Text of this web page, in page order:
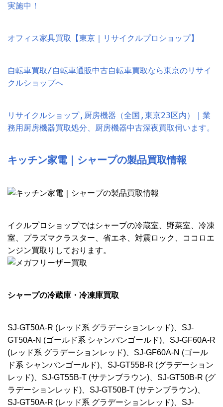
実施中！
オフィス家具買取【東京｜リサイクルプロショップ】
自転車買取/自転車通販中古自転車買取なら東京のリサイ
クルショップへ
リサイクルショップ,厨房機器（全国,東京23区内）｜業
務用厨房機器買取処分、厨房機器中古深夜買取伺います。
キッチン家電｜シャープの製品買取情報
イクルプロショップではシャープの冷蔵室、野菜室、冷凍
室、プラズマクラスター、省エネ、対震ロック、ココロエ
ンジン買取りしております。
シャープの冷蔵庫・冷凍庫買取
SJ-GT50A-R (レッド系 グラデーションレッド)、SJ-
GT50A-N (ゴールド系 シャンパンゴールド)、SJ-GF60A-R
(レッド系 グラデーションレッド)、SJ-GF60A-N (ゴール
ド系 シャンパンゴールド)、SJ-GT55B-R (グラデーション
レッド)、SJ-GT55B-T (サテンブラウン)、SJ-GT50B-R (グ
ラデーションレッド)、SJ-GT50B-T (サテンブラウン)、
SJ-GT50A-R (レッド系 グラデーションレッド)、SJ-